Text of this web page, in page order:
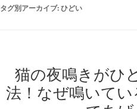
タグ別アーカイブ:ひどい
猫の夜鳴きがひ
法！なぜ鳴いて